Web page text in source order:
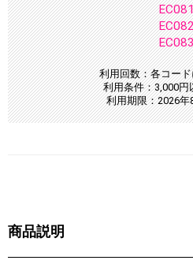
利用回数：各コー
利用条件：3,000円
利用期限：2026年
商品説明